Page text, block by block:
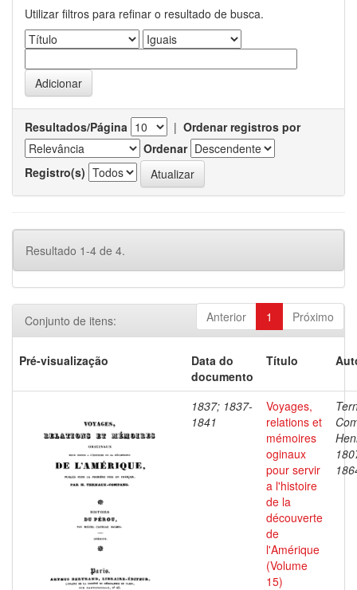
Utilizar filtros para refinar o resultado de busca.
Resultados/Página | Ordenar registros por
Ordenar
Registro(s)
Resultado 1-4 de 4.
Anterior 1 Próximo
Conjunto de itens:
Pré-visualização
Data do
documento
Título
1837; 1837-
1841
Voyages,
relations et
mémoires
oginaux
pour servir
a l'histoire
de la
découverte
de
l'Amérique
(Volume
15)